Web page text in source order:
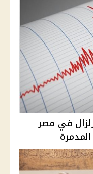
في مصر